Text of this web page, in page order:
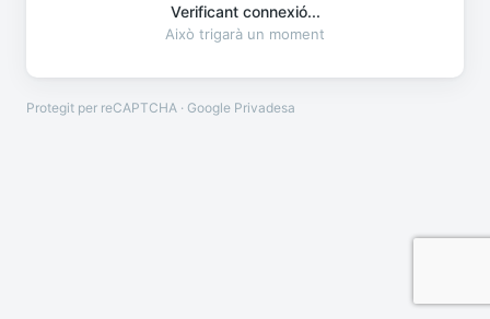
Verificant connexió...
Això trigarà un moment
Protegit per reCAPTCHA · Google Privadesa